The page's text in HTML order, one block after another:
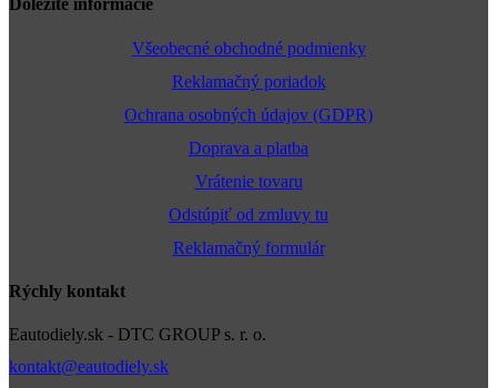
Dôležité informácie
Všeobecné obchodné podmienky
Reklamačný poriadok
Ochrana osobných údajov (GDPR)
Doprava a platba
Vrátenie tovaru
Odstúpiť od zmluvy tu
Reklamačný formulár
Rýchly kontakt
Eautodiely.sk - DTC GROUP s. r. o.
kontakt@eautodiely.sk